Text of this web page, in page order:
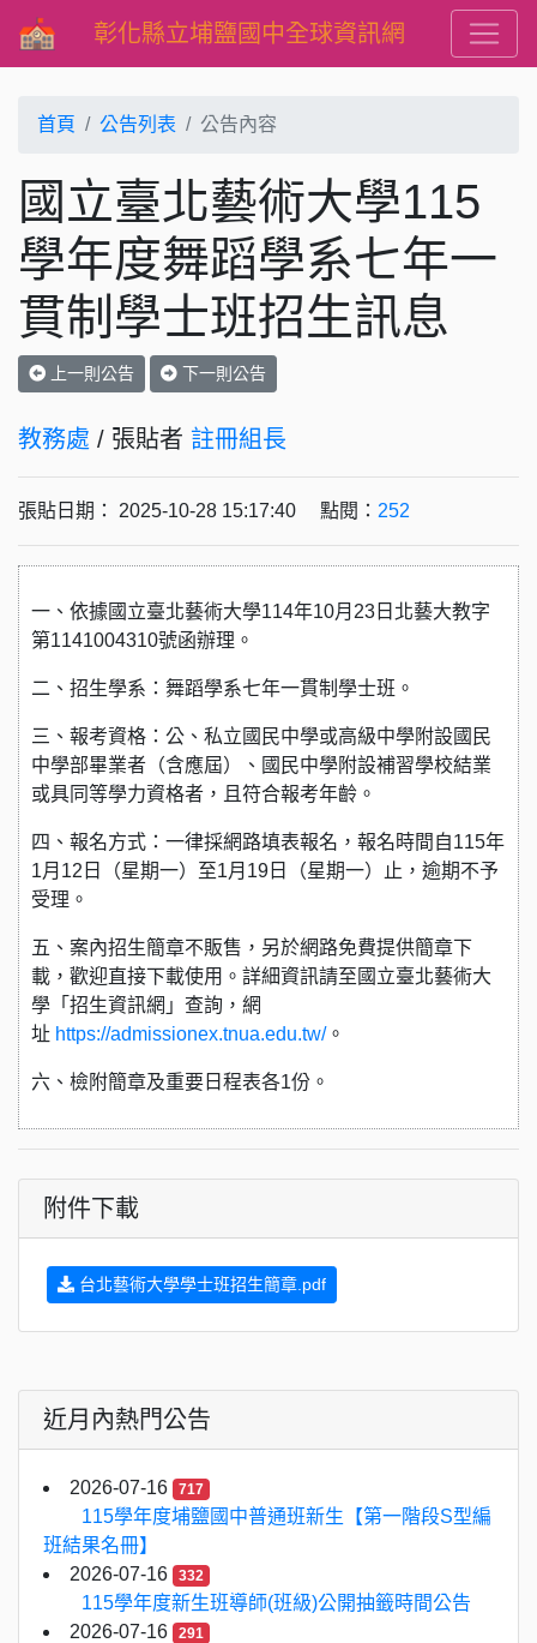
彰化縣立埔鹽國中全球資訊網
首頁 公告列表 公告內容
國立臺北藝術大學115
學年度舞蹈學系七年一
貫制學士班招生訊息
上一則公告 下一則公告
教務處 / 張貼者 註冊組長
張貼日期： 2025-10-28 15:17:40 點閱： 252
一、依據國立臺北藝術大學114年10月23日北藝大教字
第1141004310號函辦理。
二、招生學系：舞蹈學系七年一貫制學士班。
三、報考資格：公、私立國民中學或高級中學附設國民
中學部畢業者（含應屆）、國民中學附設補習學校結業
或具同等學力資格者，且符合報考年齡。
四、報名方式：一律採網路填表報名，報名時間自115年
1月12日（星期一）至1月19日（星期一）止，逾期不予
受理。
五、案內招生簡章不販售，另於網路免費提供簡章下
載，歡迎直接下載使用。詳細資訊請至國立臺北藝術大
學「招生資訊網」查詢，網
址 https://admissionex.tnua.edu.tw/。
六、檢附簡章及重要日程表各1份。
附件下載
台北藝術大學學士班招生簡章.pdf
近月內熱門公告
2026-07-16 717
115學年度埔鹽國中普通班新生【第一階段S型編
班結果名冊】
2026-07-16
332
115學年度新生班導師(班級)公開抽籤時間公告
2026-07-16
291